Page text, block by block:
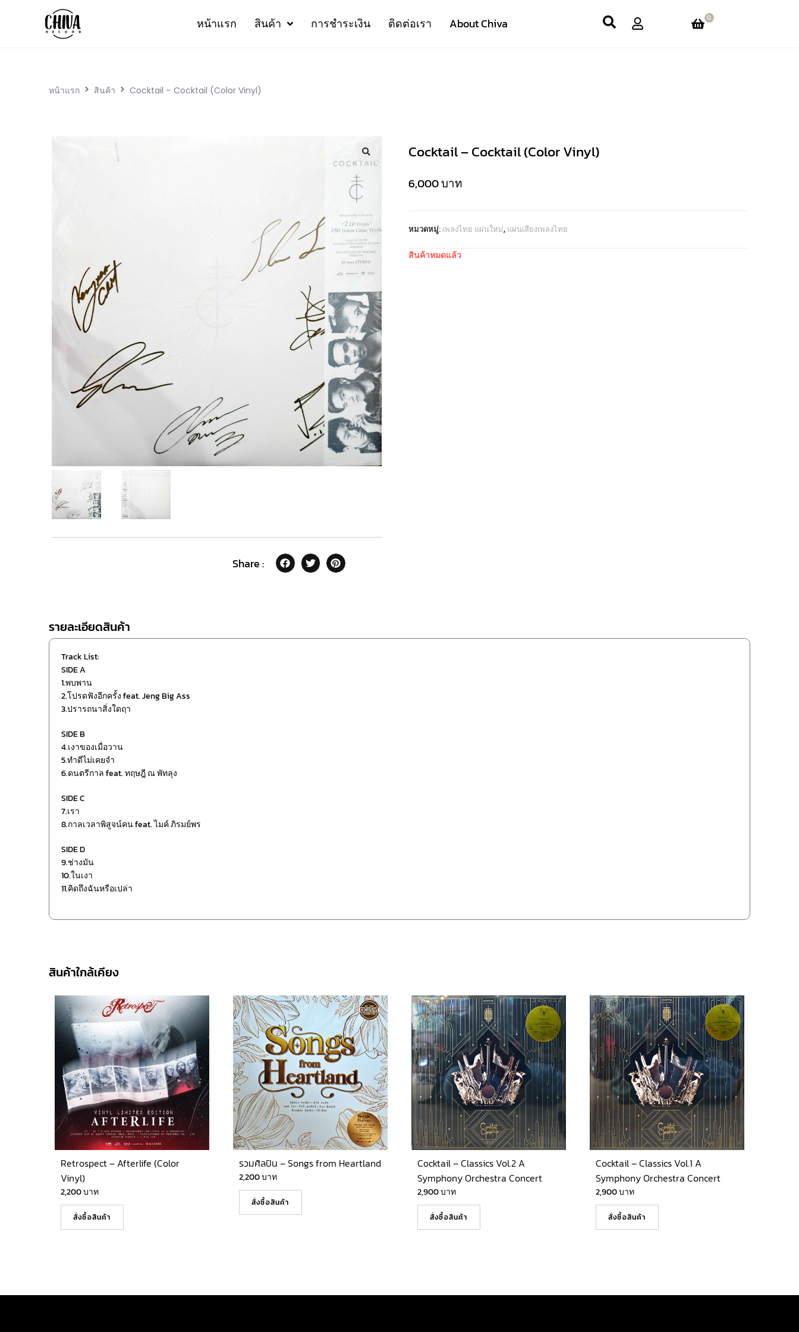
หน้าแรก สินค้า การชำระเงิน ติดต่อเรา About Chiva 0
หน้าแรก สินค้า Cocktail – Cocktail (Color Vinyl)
Share :
Cocktail – Cocktail (Color Vinyl)
6,000บาท
หมวดหมู่: เพลงไทย แผ่นใหม่, แผ่นเสียงเพลงไทย
สินค้าหมดแล้ว
รายละเอียดสินค้า
Track List:
SIDE A
1.พบพาน
2.โปรดฟังอีกครั้ง feat. Jeng Big Ass
3.ปรารถนาสิ่งใดฤา
SIDE B
4.เงาของเมื่อวาน
5.ทำดีไม่เคยจำ
6.ดนตรีกาล feat. ทฤษฎี ณ พัทลุง
SIDE C
7.เรา
8.กาลเวลาพิสูจน์คน feat. ไมค์ ภิรมย์พร
SIDE D
9.ช่างมัน
10.ในเงา
11.คิดถึงฉันหรือเปล่า
สินค้าใกล้เคียง
Retrospect – Afterlife (Color
Vinyl)
2,200บาท
สั่งซื้อสินค้า
รวมศิลปิน – Songs from Heartland
2,200บาท
สั่งซื้อสินค้า
Cocktail – Classics Vol.2 A
Symphony Orchestra Concert
2,900บาท
สั่งซื้อสินค้า
Cocktail – Classics Vol.1 A
Symphony Orchestra Concert
2,900บาท
สั่งซื้อสินค้า